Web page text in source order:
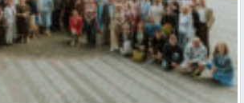
104. sezonu – par varu, brīvību